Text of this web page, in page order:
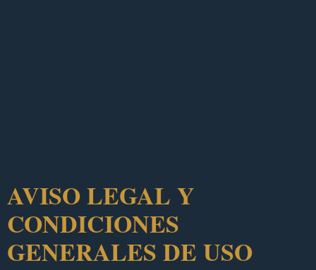
AVISO LEGAL Y
CONDICIONES
GENERALES DE USO